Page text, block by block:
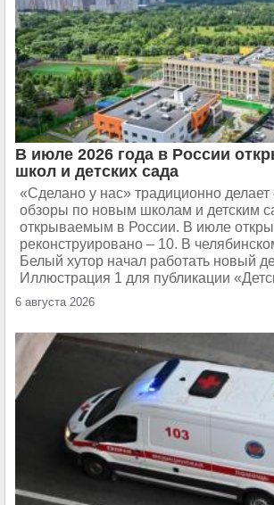
В июле 2026 года в России
школ и детских сада
«Сделано у нас» традиционно
обзоры по новым школам и детским
открываемым в России. В июле
реконструировано – 10. В
Белый хутор начал работать новый
Иллюстрация 1 для публикации
6 августа 2026